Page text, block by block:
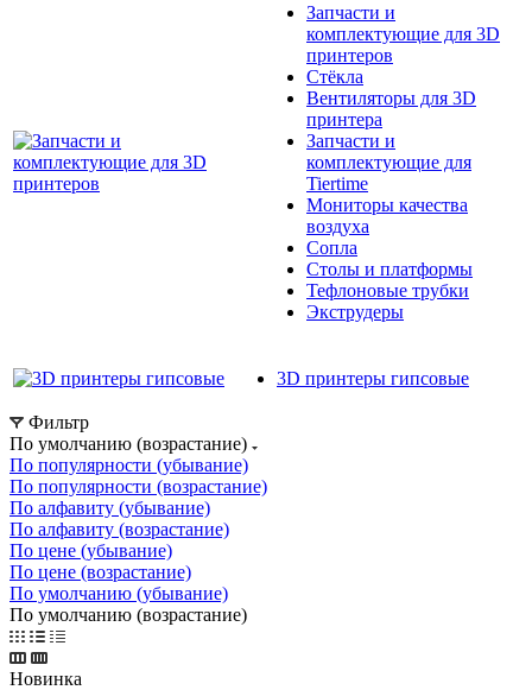
Запчасти и
комплектующие для 3D
принтеров
Cтёкла
Вентиляторы для 3D
принтера
Запчасти и
комплектующие для
Tiertime
Мониторы качества
воздуха
Сопла
Столы и платформы
Тефлоновые трубки
Экструдеры
3D принтеры гипсовые
Фильтр
По умолчанию (возрастание)
По популярности (убывание)
По популярности (возрастание)
По алфавиту (убывание)
По алфавиту (возрастание)
По цене (убывание)
По цене (возрастание)
По умолчанию (убывание)
По умолчанию (возрастание)
Новинка